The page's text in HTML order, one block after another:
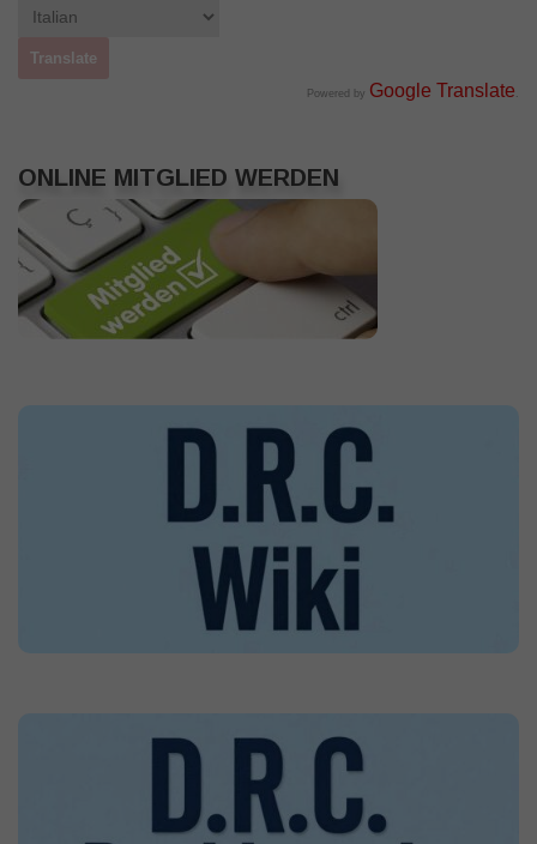
Powered by Google Translate .
ONLINE MITGLIED WERDEN